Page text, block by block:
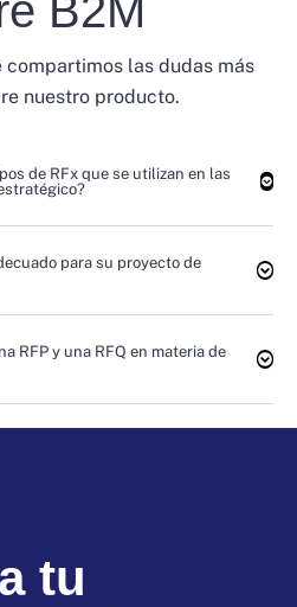
compartimos las dudas más
nuestro producto.
de RFx que se utilizan en las
para su proyecto de
RFP y una RFQ en materia de
tu